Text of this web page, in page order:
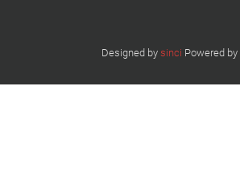
Designed by sinci Powered by